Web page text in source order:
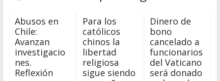
Abusos en
Chile:
Avanzan
investigacio
nes.
Reflexión
Para los
católicos
chinos la
libertad
religiosa
sigue siendo
Dinero de
bono
cancelado a
funcionarios
del Vaticano
será donado